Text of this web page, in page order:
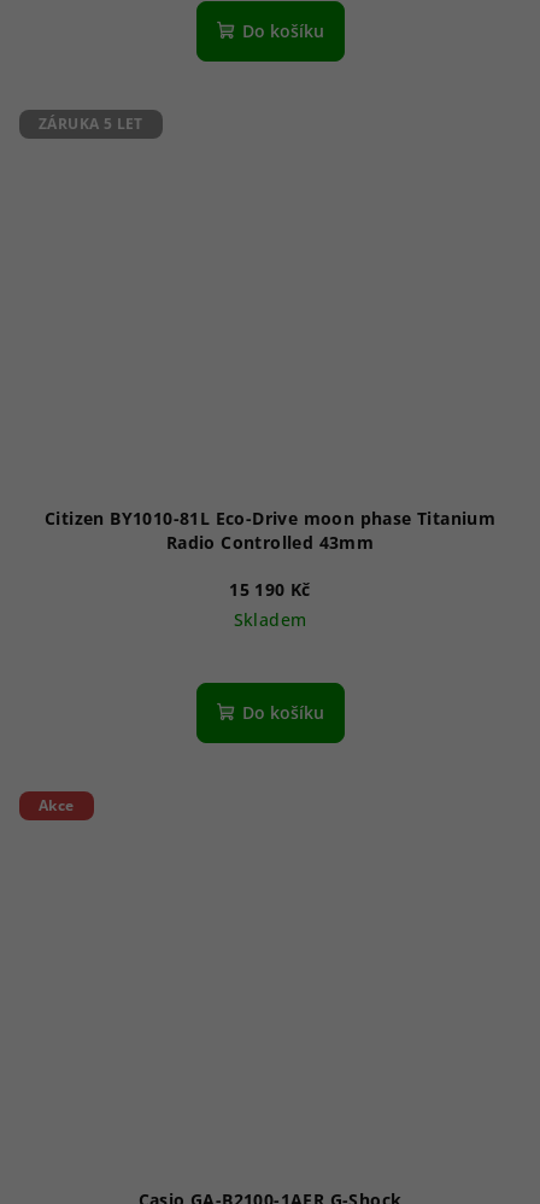
Do košíku
ZÁRUKA 5 LET
Citizen BY1010-81L Eco-Drive moon phase Titanium
Radio Controlled 43mm
15 190 Kč
Skladem
Do košíku
Akce